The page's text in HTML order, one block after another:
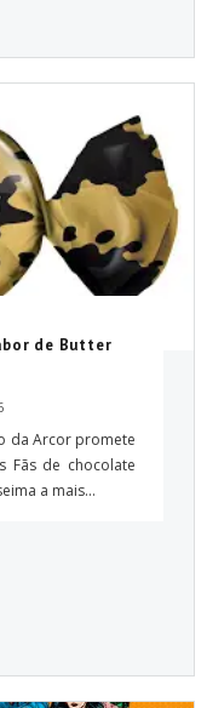
de Butter
da Arcor promete
Fãs de chocolate
a mais...